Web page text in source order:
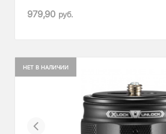
979,90 руб.
НЕТ В НАЛИЧИИ
Previous